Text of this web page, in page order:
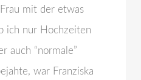
mit der etwas
ich nur Hochzeiten
auch “normale”
war Franziska